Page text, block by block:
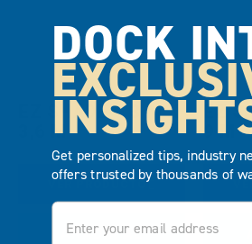
EZ SHADE – 3 M X
3,6 M
AÑADIR AL
EZ
9 M
DOCK
Get personalized tips, industry
offers trusted by thousands of
Email